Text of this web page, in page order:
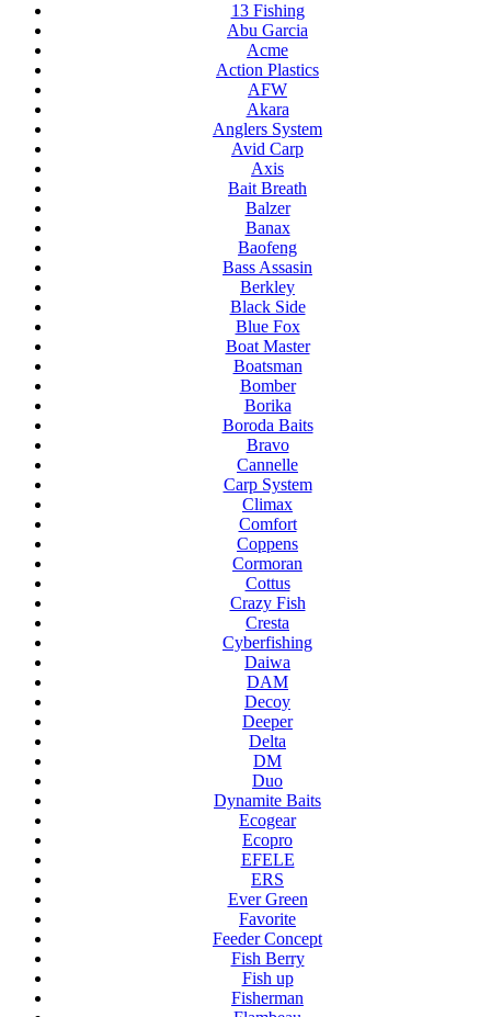
13 Fishing
Abu Garcia
Acme
Action Plastics
AFW
Akara
Anglers System
Avid Carp
Axis
Bait Breath
Balzer
Banax
Baofeng
Bass Assasin
Berkley
Black Side
Blue Fox
Boat Master
Boatsman
Bomber
Borika
Boroda Baits
Bravo
Cannelle
Carp System
Climax
Comfort
Coppens
Cormoran
Cottus
Crazy Fish
Cresta
Cyberfishing
Daiwa
DAM
Decoy
Deeper
Delta
DM
Duo
Dynamite Baits
Ecogear
Ecopro
EFELE
ERS
Ever Green
Favorite
Feeder Concept
Fish Berry
Fish up
Fisherman